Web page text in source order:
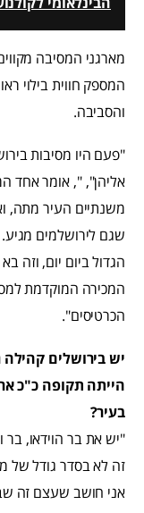
מארגני המסיבה
המספק חווית בילוי
והסביבה.
"פעם היו מסיבות
אליהן", ", אומר אחד
משנתיים העיר מתה,
שגם לירושלמים
הגדול ביום יום, וזה
המכירה המוקדמת
הכרטיסים".
יש בירושלים
הייתה תקופה כ"כ
בעיר?
"יש את בר הוידאו, בר
זה לא בסדר גודל של
אני חושב שעצם זה